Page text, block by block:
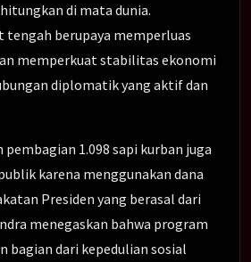
di mata dunia.
tengah berupaya memperluas
memperkuat stabilitas ekonomi
diplomatik yang aktif dan
1.098 sapi kurban juga
karena menggunakan dana
Presiden yang berasal dari
menegaskan bahwa program
bagian dari kepedulian sosial